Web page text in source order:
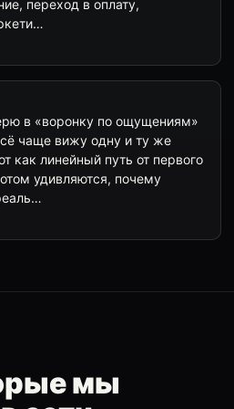
переход в оплату,
в «воронку по ощущениям»
чаще вижу одну и ту же
как линейный путь от первого
удивляются, почему
мы